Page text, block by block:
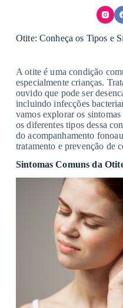
Otite: Conheça os Tipos e
A otite é uma condição
especialmente crianças.
ouvido que pode ser
incluindo infecções
vamos explorar os
os diferentes tipos dessa
do acompanhamento
tratamento e prevenção de
Sintomas Comuns da